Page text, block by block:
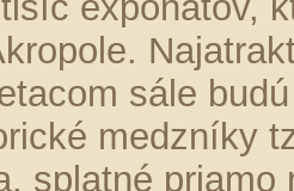
sále
medzníky
splatné